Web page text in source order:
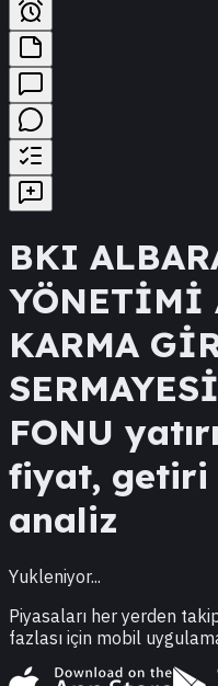
BKI
YÖNETİMİ
KARMA
FONU
fiyat, getiri
analiz
Yukleniyor...
Piyasaları her yerden
fazlası için mobil